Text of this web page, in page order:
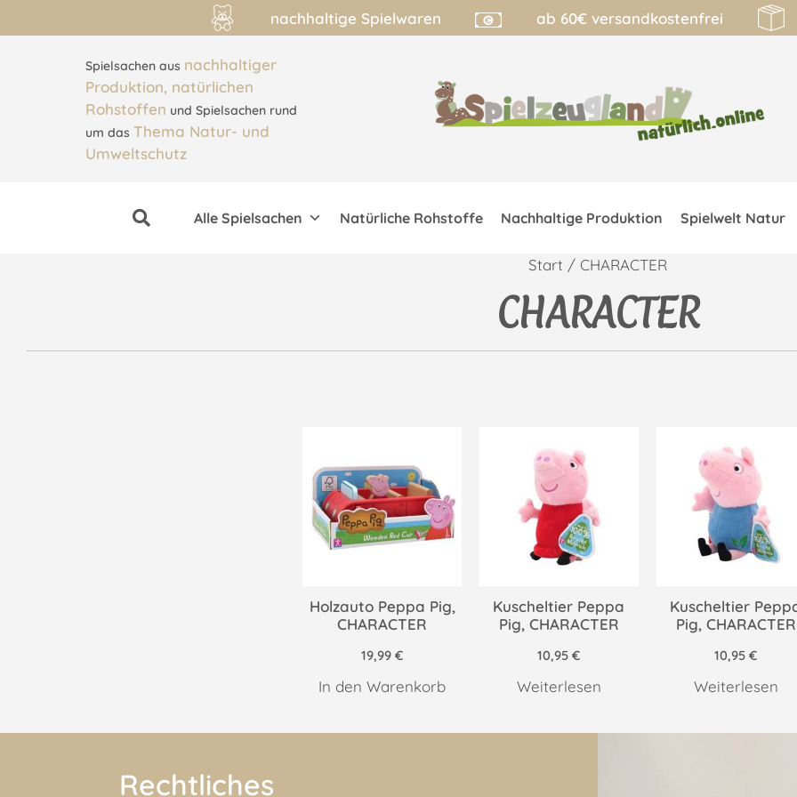
nachhaltige Spielwaren ab 60€ versandkostenfrei
Spielsachen aus nachhaltiger
Produktion, natürlichen
Rohstoffen und Spielsachen rund
um das Thema Natur- und
Umweltschutz
Alle Spielsachen Natürliche Rohstoffe Nachhaltige Produktion Spielwelt Natur
Start / CHARACTER
CHARACTER
Holzauto Peppa Pig,
CHARACTER
19,99€
In den Warenkorb
Kuscheltier Peppa
Pig, CHARACTER
10,95€
Weiterlesen
Kuscheltier
Pig, CHARACTER
10,95€
Weiterlesen
Rechtliches